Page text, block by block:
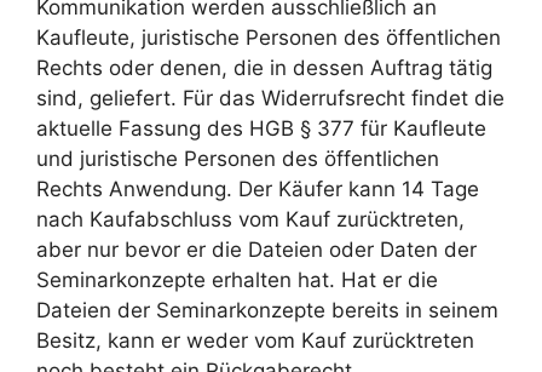
Kommunikation werden ausschließlich an
Kaufleute, juristische Personen des öffentlichen
Rechts oder denen, die in dessen Auftrag tätig
sind, geliefert. Für das Widerrufsrecht findet die
aktuelle Fassung des HGB § 377 für Kaufleute
und juristische Personen des öffentlichen
Rechts Anwendung. Der Käufer kann 14 Tage
nach Kaufabschluss vom Kauf zurücktreten,
aber nur bevor er die Dateien oder Daten der
Seminarkonzepte erhalten hat. Hat er die
Dateien der Seminarkonzepte bereits in seinem
Besitz, kann er weder vom Kauf zurücktreten